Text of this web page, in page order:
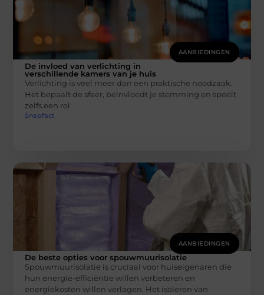
AANBIEDINGEN
De invloed van verlichting in
verschillende kamers van je huis
Verlichting is veel meer dan een praktische noodzaak.
Het bepaalt de sfeer, beïnvloedt je stemming en speelt
zelfs een rol
Snapfact
AANBIEDINGEN
De beste opties voor spouwmuurisolatie
Spouwmuurisolatie is cruciaal voor huiseigenaren die
hun energie-efficiëntie willen verbeteren en
energiekosten willen verlagen. Het isoleren van